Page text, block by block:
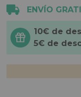
ENVÍO
10€ de
5€ de